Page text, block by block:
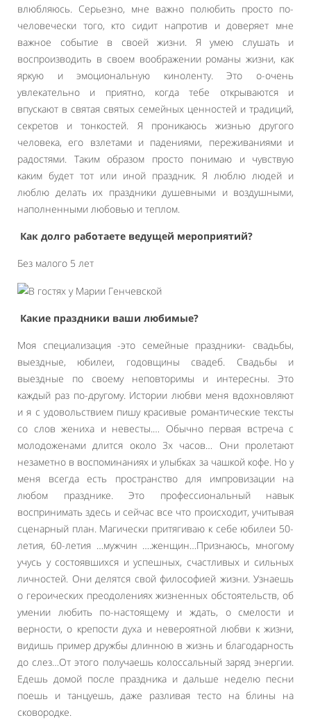
влюбляюсь. Серьезно, мне важно полюбить просто по-
человечески того, кто сидит напротив и доверяет мне
важное событие в своей жизни. Я умею слушать и
воспроизводить в своем воображении романы жизни, как
яркую и эмоциональную киноленту. Это о-очень
увлекательно и приятно, когда тебе открываются и
впускают в святая святых семейных ценностей и традиций,
секретов и тонкостей. Я проникаюсь жизнью другого
человека, его взлетами и падениями, переживаниями и
радостями. Таким образом просто понимаю и чувствую
каким будет тот или иной праздник. Я люблю людей и
люблю делать их праздники душевными и воздушными,
наполненными любовью и теплом.
Как долго работаете ведущей мероприятий?
Без малого 5 лет
Какие праздники ваши любимые?
Моя специализация -это семейные праздники- свадьбы,
выездные, юбилеи, годовщины свадеб. Свадьбы и
выездные по своему неповторимы и интересны. Это
каждый раз по-другому. Истории любви меня вдохновляют
и я с удовольствием пишу красивые романтические тексты
со слов жениха и невесты.… Обычно первая встреча с
молодоженами длится около 3х часов… Они пролетают
незаметно в воспоминаниях и улыбках за чашкой кофе. Но у
меня всегда есть пространство для импровизации на
любом празднике. Это профессиональный навык
воспринимать здесь и сейчас все что происходит, учитывая
сценарный план. Магически притягиваю к себе юбилеи 50-
летия, 60-летия …мужчин ….женщин…Признаюсь, многому
учусь у состоявшихся и успешных, счастливых и сильных
личностей. Они делятся свой философией жизни. Узнаешь
о героических преодолениях жизненных обстоятельств, об
умении любить по-настоящему и ждать, о смелости и
верности, о крепости духа и невероятной любви к жизни,
видишь пример дружбы длинною в жизнь и благодарность
до слез…От этого получаешь колоссальный заряд энергии.
Едешь домой после праздника и дальше неделю песни
поешь и танцуешь, даже разливая тесто на блины на
сковородке.